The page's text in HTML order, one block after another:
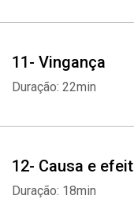
11- Vingança
Duração: 22min
12- Causa e
Duração: 18min